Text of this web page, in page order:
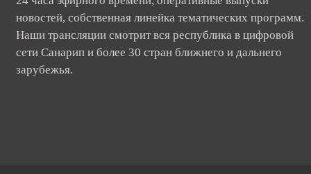
новостей, собственная линейка тематических программ.
Наши трансляции смотрит вся республика в цифровой
сети Санарип и более 30 стран ближнего и дальнего
зарубежья.